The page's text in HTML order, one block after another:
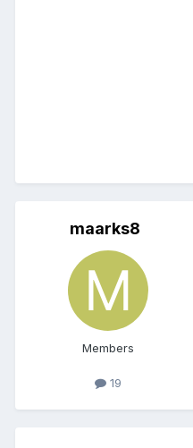
maarks8
Members
19